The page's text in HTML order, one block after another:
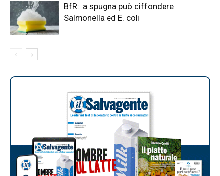
BfR: la spugna può diffondere
Salmonella ed E. coli